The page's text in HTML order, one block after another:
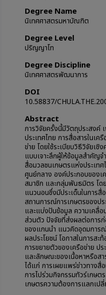
Degree Name
นิเทศศาสตรมหาบัณฑิต
Degree Level
ปริญญาโท
Degree Discipline
นิเทศศาสตรพัฒนาการ
DOI
10.58837/
Abstract
การวิจัยครั้งนี้มีวัตถุประสงค์
ประเทศไทย การสื่อสารในเ
ข่าย โดยใช้ระเบียบวิธีวิจัยเ
แบบเจาะลึกผู้ให้ข้อมูลสำคัญ
สื่อมวลชนเกษตรแห่งประเท
ศูนย์กลาง องค์ประกอบของ
สมาชิก และกลุ่มพันธมิตร โด
แนวนอนซึ่งมีประเด็นในการ
สถานการณ์การเกษตรของป
และแบ่งปันข้อมูล ความเคลื่อ
ส่วนตัว ปัจจัยที่ส่งผลต่อการ
ของแกนนำ แนวคิดอุดมการณ์
ผลประโยชน์ โอกาสในการส
การขยายตัวของเครือข่าย
และลักษณะของเนื้อหาหรือส
ได้แก่ การเผยแพร่ข่าวทางสื่
การไปร่วมกิจกรรมทัวร์เกษ
เกษตรความต้องการแลกเป